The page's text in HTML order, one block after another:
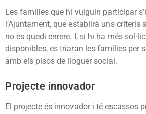
Les famílies que hi vul­guin participar
l’Ajuntament, que establirà uns criteris
no es quedi enrere. I, si hi ha més
dispo­nibles, es triaran les famílies per
amb els pisos de lloguer social.
Projecte innovador
El projecte és innovador i té escassos